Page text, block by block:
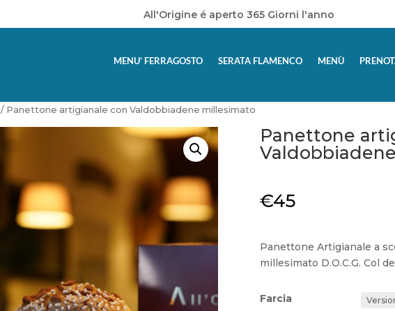
All'Origine é aperto 365 Giorni l'anno
MENU’ FERRAGOSTO SERATA FLAMENCO MENÙ
/ Panettone artigianale con Valdobbiadene millesimato
Panettone
€45
Panettone Artigianale a
millesimato D.O.C.G. Col
Farcia